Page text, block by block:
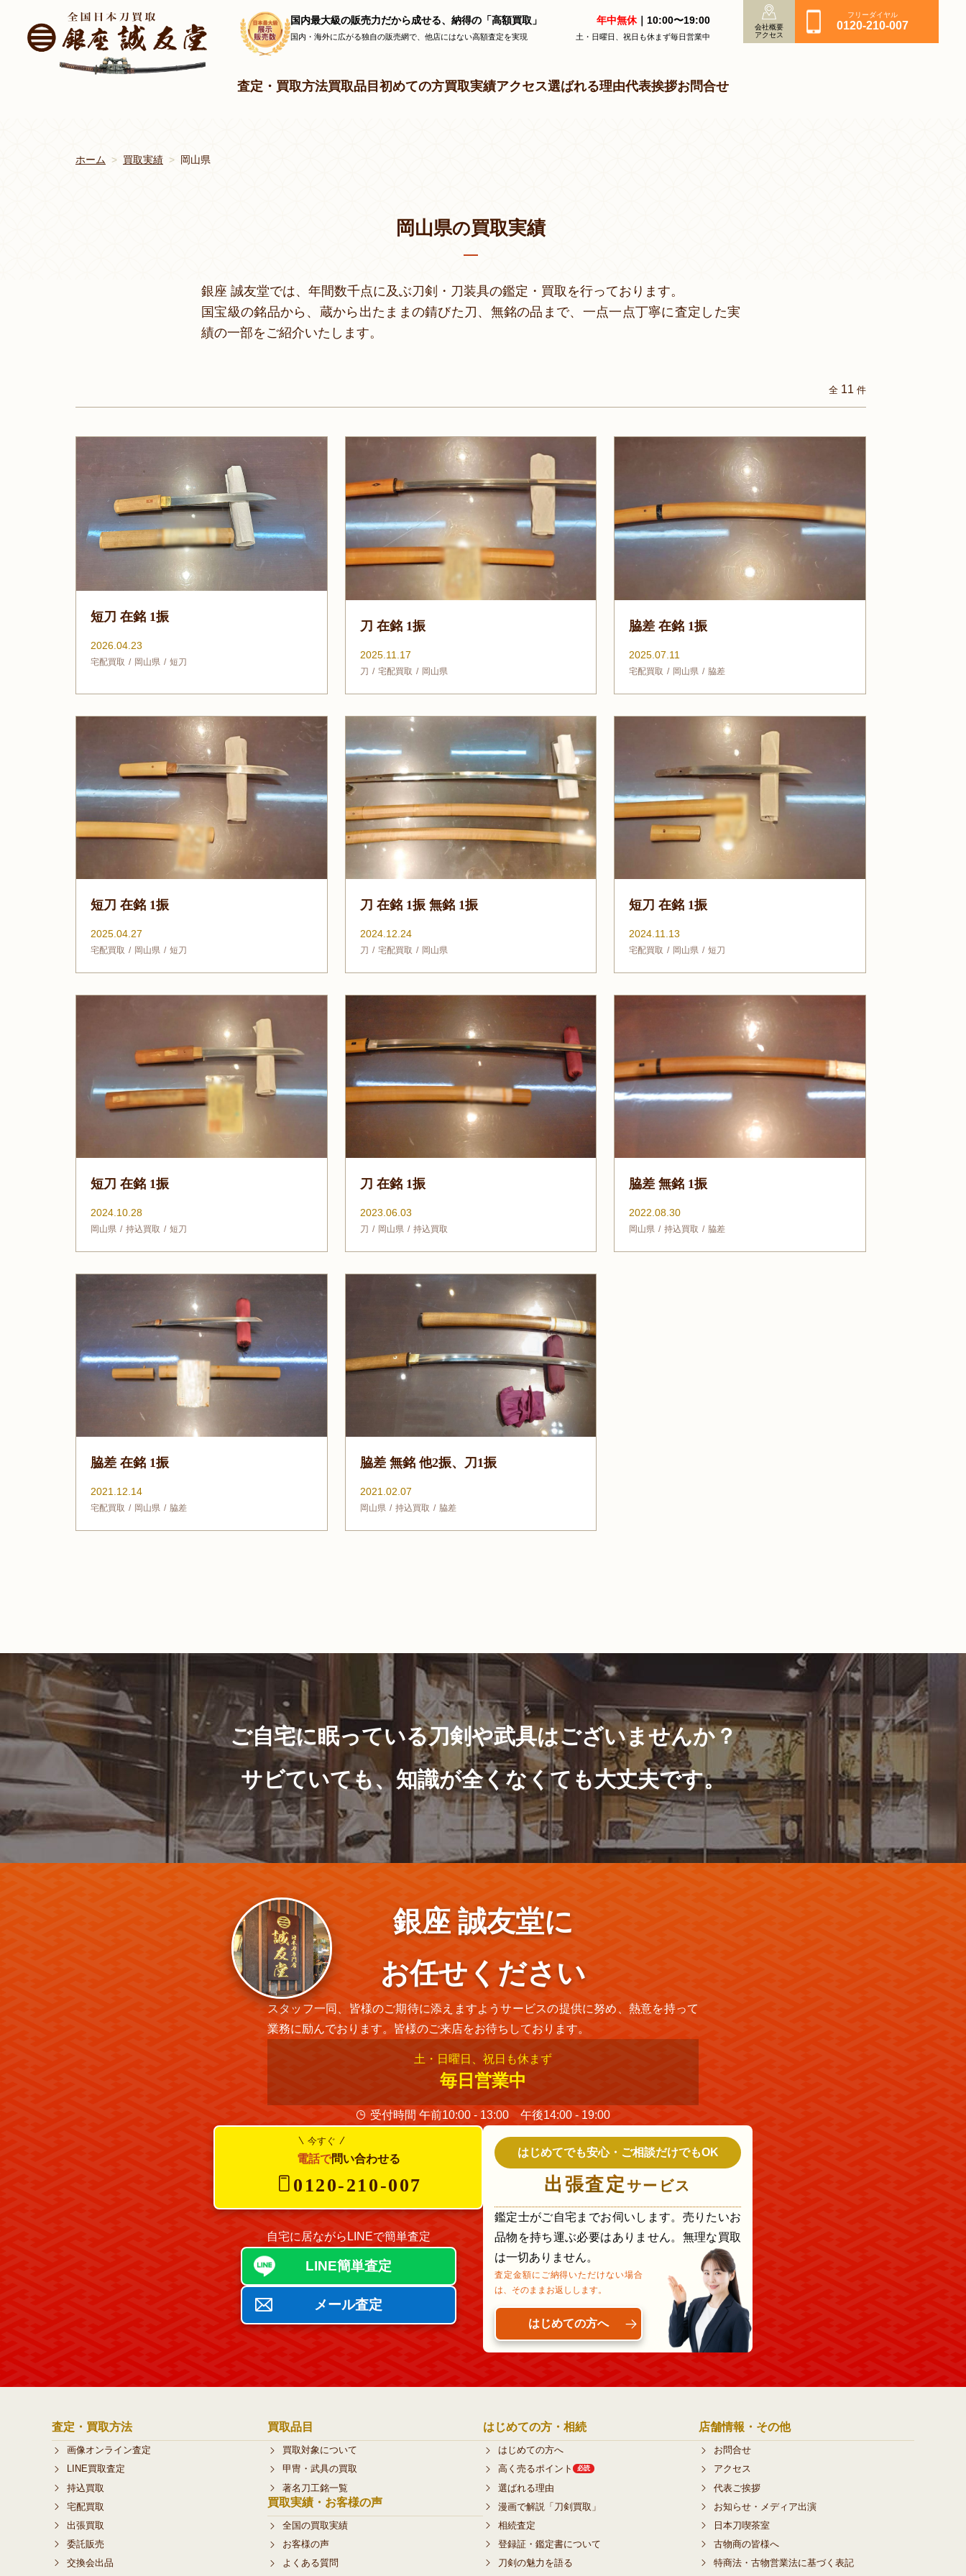
国内最大級の販売力だから成せる、納得の「高額買取」
国内・海外に広がる独自の販売網で、他店にはない高額査定を実現
年中無休｜10:00〜19:00
土・日曜日、祝日も休まず毎日営業中
会社概要
アクセス
フリーダイヤル
0120-210-007
査定・買取方法買取品目初めての方買取実績アクセス選ばれる理由代表挨拶お問合せ
ホーム 買取実績 岡山県
岡山県の買取実績
銀座 誠友堂では、年間数千点に及ぶ刀剣・刀装具の鑑定・買取を行っております。
国宝級の銘品から、蔵から出たままの錆びた刀、無銘の品まで、一点一点丁寧に査定した実
績の一部をご紹介いたします。
全 11 件
短刀 在銘 1振
2026.04.23
宅配買取 岡山県 短刀
刀 在銘 1振
2025.11.17
刀 宅配買取 岡山県
脇差 在銘 1振
2025.07.11
宅配買取 岡山県 脇差
短刀 在銘 1振
2025.04.27
宅配買取 岡山県 短刀
刀 在銘 1振 無銘 1振
2024.12.24
刀 宅配買取 岡山県
短刀 在銘 1振
2024.11.13
宅配買取 岡山県 短刀
短刀 在銘 1振
2024.10.28
岡山県 持込買取 短刀
刀 在銘 1振
2023.06.03
刀 岡山県 持込買取
脇差 無銘 1振
2022.08.30
岡山県 持込買取 脇差
脇差 在銘 1振
2021.12.14
宅配買取 岡山県 脇差
脇差 無銘 他2振、刀1振
2021.02.07
岡山県 持込買取 脇差
ご自宅に眠っている刀剣や武具はございませんか？
サビていても、知識が全くなくても大丈夫です。
銀座 誠友堂に
お任せください
スタッフ一同、皆様のご期待に添えますようサービスの提供に努め、熱意を持って
業務に励んでおります。皆様のご来店をお待ちしております。
土・日曜日、祝日も休まず
毎日営業中
受付時間 午前10:00 - 13:00 午後14:00 - 19:00
今すぐ
電話で問い合わせる
0120-210-007
自宅に居ながらLINEで簡単査定
LINE簡単査定
メール査定
はじめてでも安心・ご相談だけでもOK
出張査定サービス
鑑定士がご自宅までお伺いします。売りたいお
品物を持ち運ぶ必要はありません。無理な買取
は一切ありません。
査定金額にご納得いただけない場合
は、そのままお返しします。
はじめての方へ
査定・買取方法
画像オンライン査定
LINE買取査定
持込買取
宅配買取
出張買取
委託販売
交換会出品
買取品目
買取対象について
甲冑・武具の買取
著名刀工銘一覧
買取実績・お客様の声
全国の買取実績
お客様の声
よくある質問
はじめての方・相続
はじめての方へ
高く売るポイント
必読
選ばれる理由
漫画で解説「刀剣買取」
相続査定
登録証・鑑定書について
刀剣の魅力を語る
店舗情報・その他
お問合せ
アクセス
代表ご挨拶
お知らせ・メディア出演
日本刀喫茶室
古物商の皆様へ
特商法・古物営業法に基づく表記